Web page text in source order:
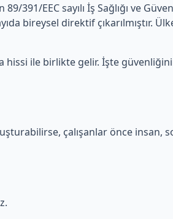
391/EEC sayılı İş Sağlığı ve
bireysel direktif çıkarılmıştır.
hissi ile birlikte gelir. İşte
çalışanlar önce insan,